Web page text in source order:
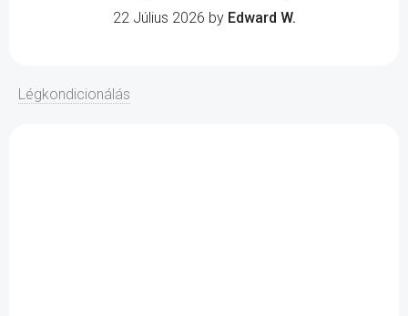
22 Július 2026 by Edward W.
Légkondicionálás